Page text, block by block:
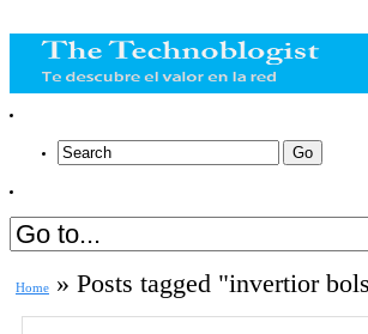
Home » Posts tagged "invertior